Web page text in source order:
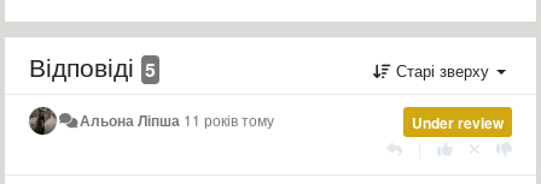
Відповіді 5 Старі зверху
Under review
Альона Ліпша 11 років тому